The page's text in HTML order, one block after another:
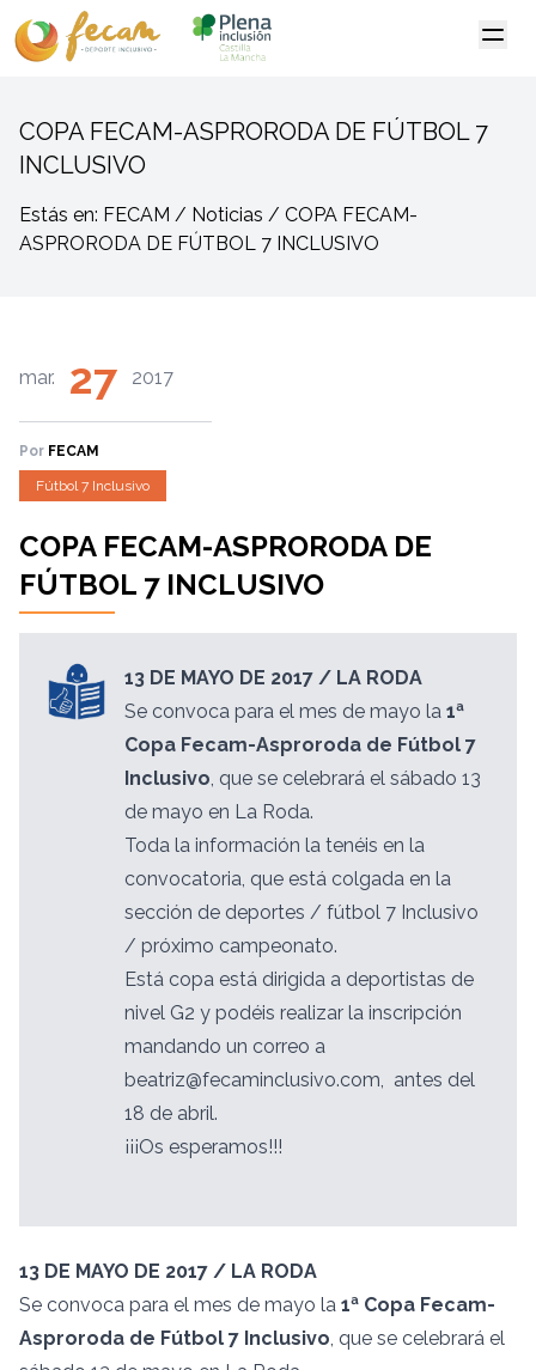
COPA FECAM-ASPRORODA DE FÚTBOL 7
INCLUSIVO
Estás en: FECAM / Noticias / COPA FECAM-
ASPRORODA DE FÚTBOL 7 INCLUSIVO
mar. 27 2017
Por FECAM
Fútbol 7 Inclusivo
COPA FECAM-ASPRORODA DE
FÚTBOL 7 INCLUSIVO
13 DE MAYO DE 2017 / LA RODA
Se convoca para el mes de mayo la 1ª
Copa Fecam-Asproroda de Fútbol 7
Inclusivo, que se celebrará el sábado 13
de mayo en La Roda.
Toda la información la tenéis en la
convocatoria, que está colgada en la
sección de deportes / fútbol 7 Inclusivo
/ próximo campeonato.
Está copa está dirigida a deportistas de
nivel G2 y podéis realizar la inscripción
mandando un correo a
beatriz@fecaminclusivo.com, antes del
18 de abril.
¡¡¡Os esperamos!!!
13 DE MAYO DE 2017 / LA RODA
Se convoca para el mes de mayo la 1ª Copa Fecam-
Asproroda de Fútbol 7 Inclusivo, que se celebrará el